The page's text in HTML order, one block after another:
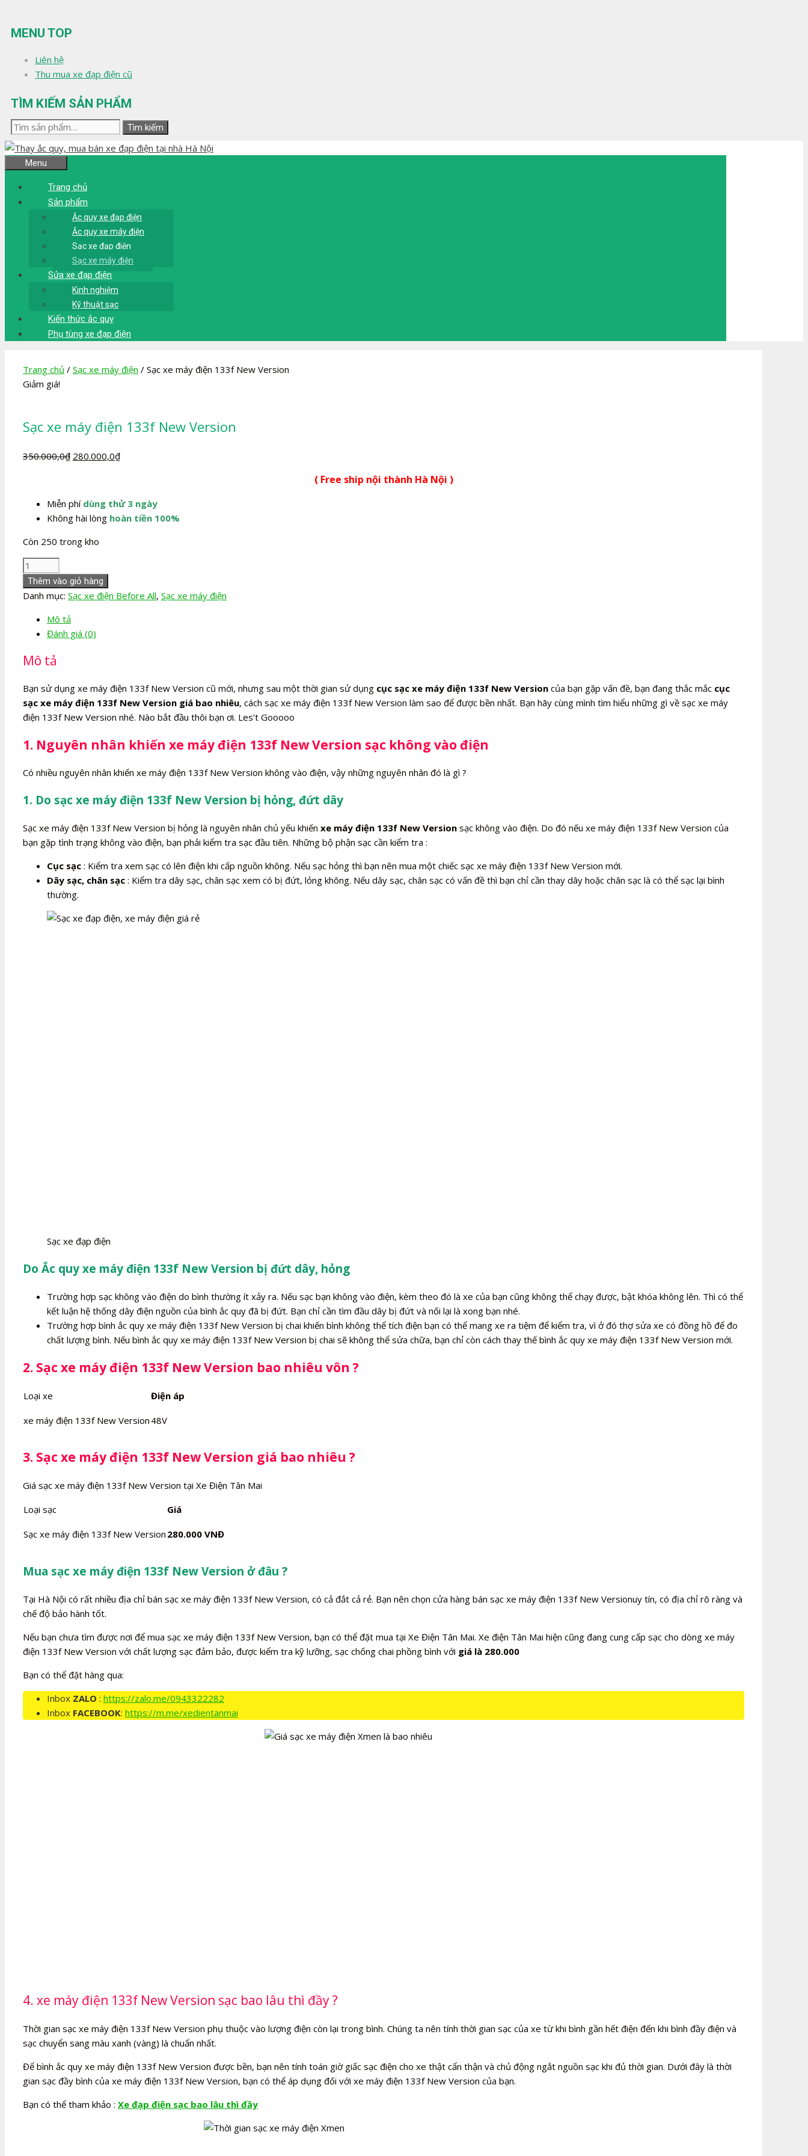
đến
nội
MENU TOP
Liên hệ
Thu mua xe đạp điện cũ
TÌM KIẾM SẢN PHẨM
Tìm
kiếm:
Tìm kiếm
Menu
Trang chủ
Sản phẩm
Ắc quy xe đạp điện
Ắc quy xe máy điện
Sạc xe đạp điện
Sạc xe máy điện
Sửa xe đạp điện
Kinh nghiệm
Kỹ thuật sạc
Kiến thức ắc quy
Phụ tùng xe đạp điện
Trang chủ / Sạc xe máy điện / Sạc xe máy điện 133f New Version
Giảm giá!
Sạc xe máy điện 133f New Version
350.000,0₫ Giá
350.000,0₫.
280.000,0₫Giá
là:
280.000,0₫.
( Free ship nội thành Hà Nội )
Miễn phí dùng thử 3 ngày
Không hài lòng hoàn tiền 100%
Còn 250 trong kho
Sạc
xe
máy
133f
New
số
Thêm vào giỏ hàng
Danh mục: Sạc xe điện Before All, Sạc xe máy điện
Mô tả
Đánh giá (0)
Mô tả
Bạn sử dụng xe máy điện 133f New Version cũ mới, nhưng sau một thời gian sử dụng cục sạc xe máy điện 133f New Version của bạn gặp vấn đề, bạn đang thắc mắc cục
sạc xe máy điện 133f New Version giá bao nhiêu, cách sạc xe máy điện 133f New Version làm sao để được bền nhất. Bạn hãy cùng mình tìm hiểu những gì về sạc xe máy
điện 133f New Version nhé. Nào bắt đầu thôi bạn ơi. Les’t Gooooo
1. Nguyên nhân khiến xe máy điện 133f New Version sạc không vào điện
Có nhiều nguyên nhân khiến xe máy điện 133f New Version không vào điện, vậy những nguyên nhân đó là gì ?
1. Do sạc xe máy điện 133f New Version bị hỏng, đứt dây
Sạc xe máy điện 133f New Version bị hỏng là nguyên nhân chủ yếu khiến xe máy điện 133f New Version sạc không vào điện. Do đó nếu xe máy điện 133f New Version của
bạn gặp tình trạng không vào điện, bạn phải kiểm tra sạc đầu tiên. Những bộ phận sạc cần kiểm tra :
Cục sạc : Kiểm tra xem sạc có lên điện khi cấp nguồn không. Nếu sạc hỏng thì bạn nên mua một chiếc sạc xe máy điện 133f New Version mới.
Dây sạc, chân sạc : Kiểm tra dây sạc, chân sạc xem có bị đứt, lỏng không. Nếu dây sạc, chân sạc có vấn đề thì bạn chỉ cần thay dây hoặc chân sạc là có thể sạc lại bình
thường.
Sạc xe đạp điện
Do Ắc quy xe máy điện 133f New Version bị đứt dây, hỏng
Trường hợp sạc không vào điện do bình thường ít xảy ra. Nếu sạc bạn không vào điện, kèm theo đó là xe của bạn cũng không thể chạy được, bật khóa không lên. Thì có thể
kết luận hệ thống dây điện nguồn của bình ắc quy đã bị đứt. Bạn chỉ cần tìm đầu dây bị đứt và nối lại là xong bạn nhé.
Trường hợp bình ắc quy xe máy điện 133f New Version bị chai khiến bình không thể tích điện bạn có thể mang xe ra tiệm để kiểm tra, vì ở đó thợ sửa xe có đồng hồ để đo
chất lượng bình. Nếu bình ắc quy xe máy điện 133f New Version bị chai sẽ không thể sửa chữa, bạn chỉ còn cách thay thế bình ắc quy xe máy điện 133f New Version mới.
2. Sạc xe máy điện 133f New Version bao nhiêu vôn ?
Loại xe Điện áp
xe máy điện 133f New Version 48V
3. Sạc xe máy điện 133f New Version giá bao nhiêu ?
Giá sạc xe máy điện 133f New Version tại Xe Điện Tân Mai
Loại sạc
Giá
Sạc xe máy điện 133f New Version 280.000 VNĐ
Mua sạc xe máy điện 133f New Version ở đâu ?
Tại Hà Nội có rất nhiều địa chỉ bán sạc xe máy điện 133f New Version, có cả đắt cả rẻ. Bạn nên chọn cửa hàng bán sạc xe máy điện 133f New Versionuy tín, có địa chỉ rõ ràng và
chế độ bảo hành tốt.
Nếu bạn chưa tìm được nơi để mua sạc xe máy điện 133f New Version, bạn có thể đặt mua tại Xe Điện Tân Mai. Xe điện Tân Mai hiện cũng đang cung cấp sạc cho dòng xe máy
điện 133f New Version với chất lượng sạc đảm bảo, được kiểm tra kỹ lưỡng, sạc chống chai phồng bình với giá là 280.000
Bạn có thể đặt hàng qua:
Inbox ZALO : https://zalo.me/0943322282
Inbox FACEBOOK: https://m.me/xedientanmai
4. xe máy điện 133f New Version sạc bao lâu thì đầy ?
Thời gian sạc xe máy điện 133f New Version phụ thuộc vào lượng điện còn lại trong bình. Chúng ta nên tính thời gian sạc của xe từ khi bình gần hết điện đến khi bình đầy điện và
sạc chuyển sang màu xanh (vàng) là chuẩn nhất.
Để bình ắc quy xe máy điện 133f New Version được bền, bạn nên tính toán giờ giấc sạc điện cho xe thật cẩn thận và chủ động ngắt nguồn sạc khi đủ thời gian. Dưới đây là thời
gian sạc đầy bình của xe máy điện 133f New Version, bạn có thể áp dụng đối với xe máy điện 133f New Version của bạn.
Bạn có thể tham khảo : Xe đạp điện sạc bao lâu thì đầy